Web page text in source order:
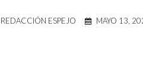
REDACCIÓN ESPEJO MAYO 13,